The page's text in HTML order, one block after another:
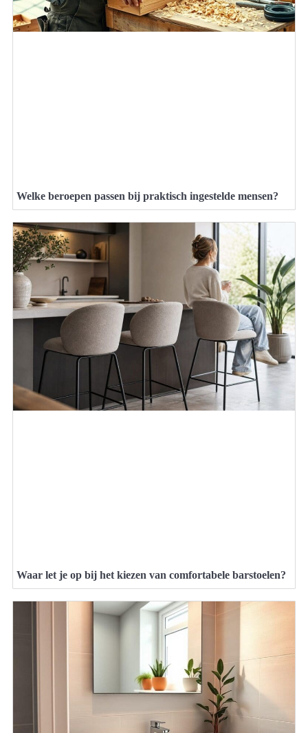
Welke beroepen passen bij praktisch ingestelde mensen?
Waar let je op bij het kiezen van comfortabele barstoelen?